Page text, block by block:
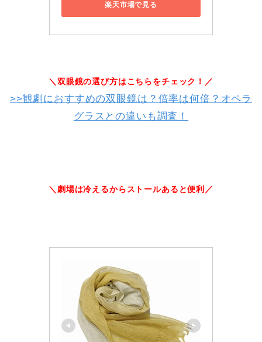
楽天市場で見る
＼双眼鏡の選び方はこちらをチェック！／
>>観劇におすすめの双眼鏡は？倍率は何倍？オペラ
グラスとの違いも調査！
＼劇場は冷えるからストールあると便利／